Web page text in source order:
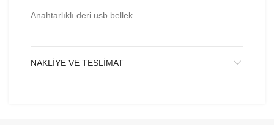
Anahtarlıklı deri usb bellek
NAKLIYE VE TESLIMAT